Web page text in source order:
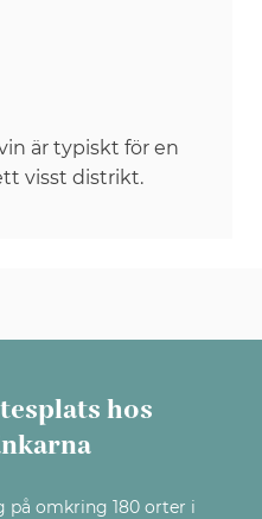
är typiskt för en
visst distrikt.
hos
på omkring 180 orter i